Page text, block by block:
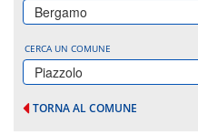
Bergamo
CERCA UN COMUNE
Piazzolo
TORNA AL COMUNE